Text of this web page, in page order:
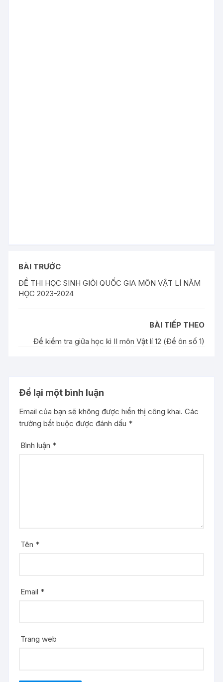
BÀI TRƯỚC
ĐỀ THI HỌC SINH GIỎI QUỐC GIA MÔN VẬT LÍ NĂM
HỌC 2023-2024
BÀI TIẾP THEO
Đề kiểm tra giữa học kì II môn Vật lí 12 (Đề ôn số 1)
Để lại một bình luận
Email của bạn sẽ không được hiển thị công khai. Các
trường bắt buộc được đánh dấu *
Bình luận *
Tên *
Email *
Trang web